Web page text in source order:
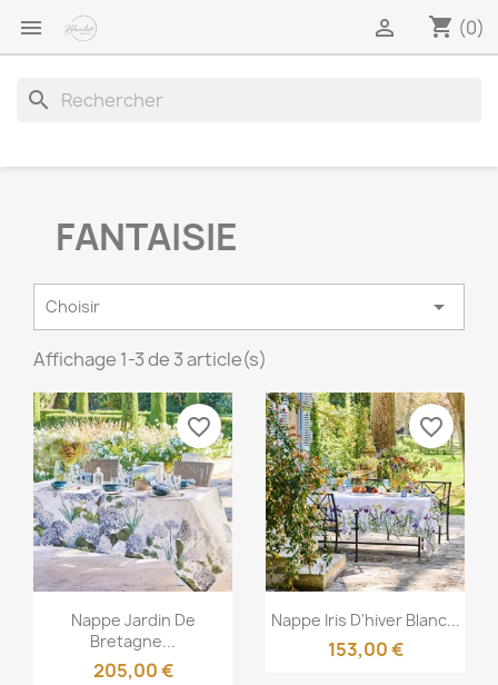
 shopping_cart (0)

search
FANTAISIE
Choisir 
Affichage 1-3 de 3 article(s)
Aperçu rapide
Nappe Jardin De
Bretagne...
205,00 €
favorite_border
Aperçu rapide
Nappe Iris D'hiver Blanc...
153,00 €
favorite_border